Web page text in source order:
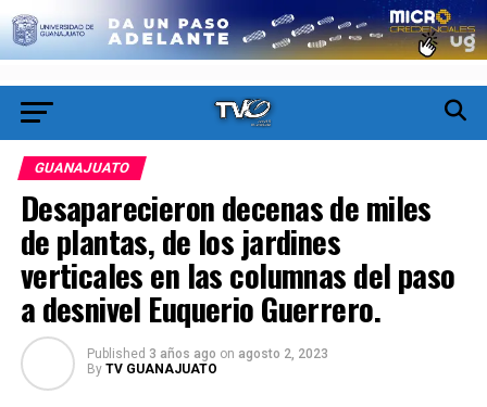
GUANAJUATO
Desaparecieron decenas de miles
de plantas, de los jardines
verticales en las columnas del paso
a desnivel Euquerio Guerrero.
Published 3 años ago on agosto 2, 2023
By TV GUANAJUATO